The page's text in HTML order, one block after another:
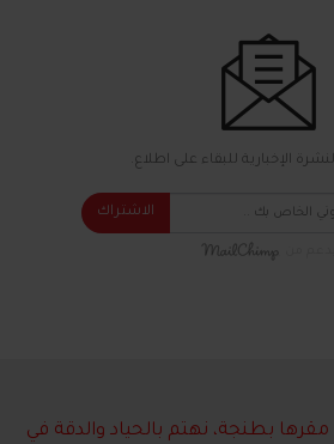
الإخبارية للبقاء على اطلاع.
الاشتراك
مقرها بطنجة، نهتم بالحياد والدقة في